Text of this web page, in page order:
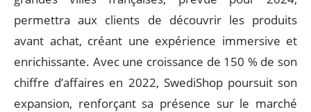
permettra aux clients de découvrir les produits
avant achat, créant une expérience immersive et
enrichissante. Avec une croissance de 150 % de son
chiffre d’affaires en 2022, SwediShop poursuit son
expansion, renforçant sa présence sur le marché